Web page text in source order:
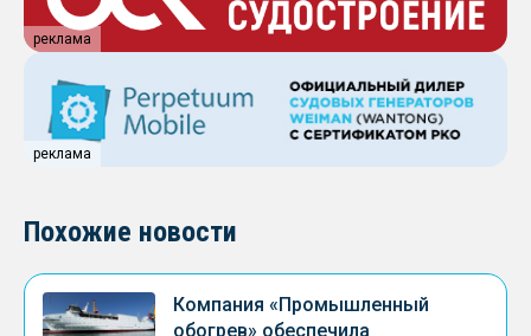
реклама
реклама
Похожие новости
Компания «Промышленный
обогрев» обеспечила